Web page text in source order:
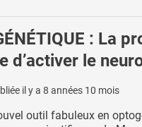
: La
d’activer le
il y a 8 années 10 mois
outil fabuleux en